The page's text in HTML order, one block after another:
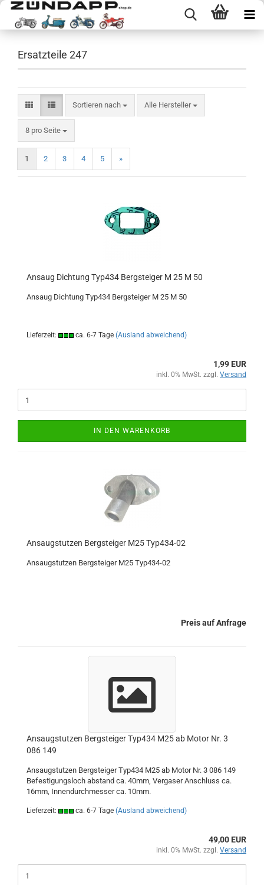
Ersatzteile 247
Sortieren nach
Sortieren nach Alle Hersteller
8 pro Seite
pro Seite
1 2 3 4 5 »
Ansaug Dichtung Typ434 Bergsteiger M 25 M 50
Ansaug Dichtung Typ434 Bergsteiger M 25 M 50
Lieferzeit: ca. 6-7 Tage (Ausland abweichend)
1,99 EUR
inkl. 0% MwSt. zzgl. Versand
IN DEN WARENKORB
Ansaugstutzen Bergsteiger M25 Typ434-02
Ansaugstutzen Bergsteiger M25 Typ434-02
Preis auf Anfrage
Ansaugstutzen Bergsteiger Typ434 M25 ab Motor Nr. 3
086 149
Ansaugstutzen Bergsteiger Typ434 M25 ab Motor Nr. 3 086 149
Befestigungsloch abstand ca. 40mm, Vergaser Anschluss ca.
16mm, Innendurchmesser ca. 10mm.
Lieferzeit: ca. 6-7 Tage (Ausland abweichend)
49,00 EUR
inkl. 0% MwSt. zzgl. Versand